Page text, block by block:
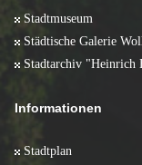
Stadtmuseum
Städtische Galerie
Stadtarchiv "Heinrich
Informationen
Stadtplan